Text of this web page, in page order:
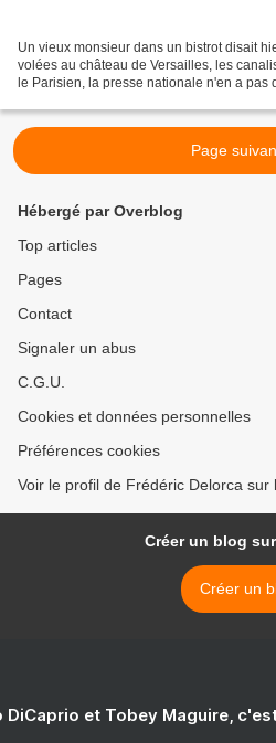
Un vieux monsieur dans un bistrot disait
volées au château de Versailles, les
le Parisien, la presse nationale n'en a pas
Page
Hébergé par Overblog
Top articles
Pages
Contact
Signaler un abus
C.G.U.
Cookies et données personnelles
Préférences cookies
Voir le profil de Frédéric Delorca sur
Créer un blog
Créer un
DiCaprio et Tobey Maguire,